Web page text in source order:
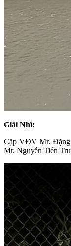
Giải Nhì:
Cặp VĐV Mr. Đặng
Mr. Nguyễn Tiến